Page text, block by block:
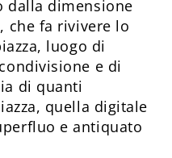
dalla dimensione
che fa rivivere lo
luogo di
e di
di quanti
quella digitale
e antiquato